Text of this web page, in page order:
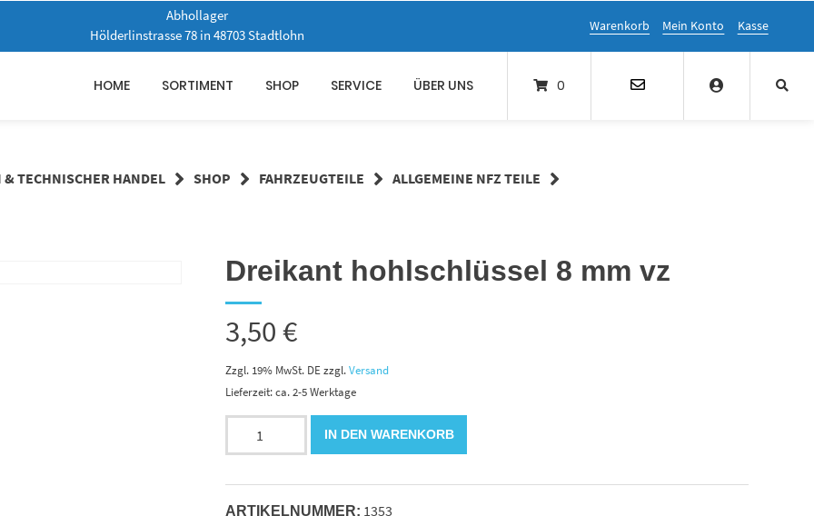
Abhollager
Hölderlinstrasse 78 in 48703 Stadtlohn
Warenkorb Mein Konto Kasse
HOME SORTIMENT SHOP SERVICE ÜBER UNS 0
TECHNISCHER HANDEL SHOP FAHRZEUGTEILE
ALLGEMEINE NFZ TEILE
Dreikant hohlschlüssel 8 mm vz
3,50€
Zzgl. 19% MwSt. DE zzgl.Versand
Lieferzeit: ca. 2-5 Werktage
hohlschlüssel
mm
vz
IN DEN WARENKORB
ARTIKELNUMMER: 1353